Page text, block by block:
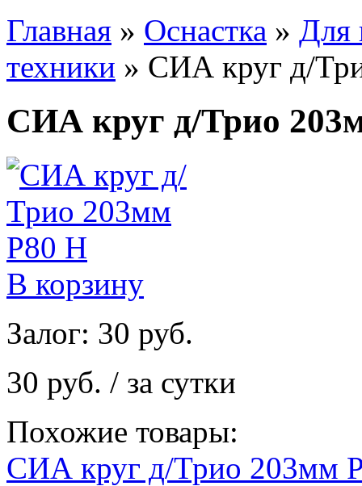
Главная » Оснастка » Для
техники » СИА круг д/
СИА круг д/Трио
В корзину
Залог: 30 руб.
30 руб. / за сутки
Похожие товары:
СИА круг д/Трио 203мм